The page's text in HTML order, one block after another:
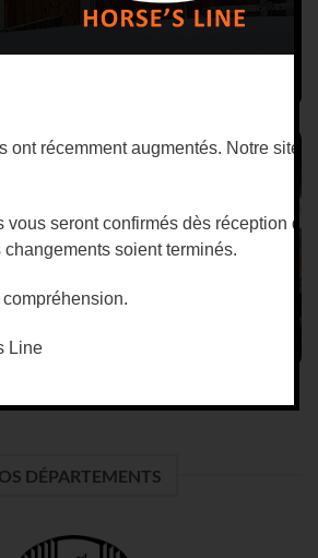
APPRENTI
DÉPARTEMENTS
ont récemment augmentés. Notre site
vous seront confirmés dès réception de
changements soient terminés.
Line